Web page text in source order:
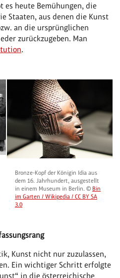
es heute Bemühungen, die
Staaten, aus denen die Kunst
an die ursprünglichen
zurückzugeben. Man
.
Bronze-Kopf der Königin Idia aus
dem 16. Jahrhundert, ausgestellt
in einem Museum in Berlin. © Bin
im Garten / Wikipedia / CC BY SA
3.0
Kunst nicht nur zuzulassen,
Ein wichtiger Schritt erfolgte
in die österreichische